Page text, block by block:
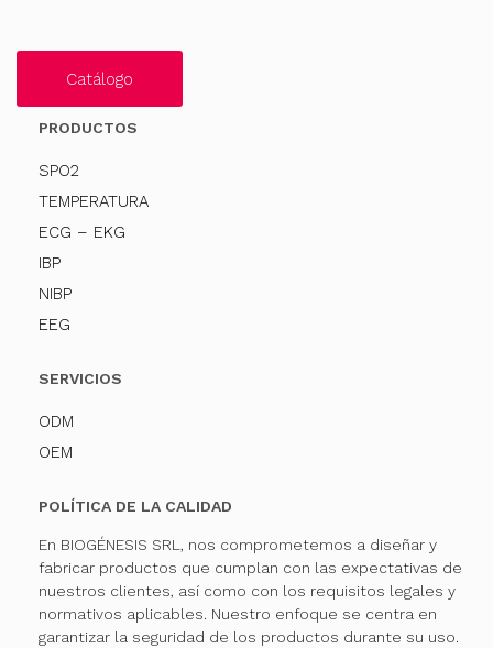
Catálogo
PRODUCTOS
SPO2
TEMPERATURA
ECG – EKG
IBP
NIBP
EEG
SERVICIOS
ODM
OEM
POLÍTICA DE LA CALIDAD
En BIOGÉNESIS SRL, nos comprometemos a diseñar y
fabricar productos que cumplan con las expectativas de
nuestros clientes, así como con los requisitos legales y
normativos aplicables. Nuestro enfoque se centra en
garantizar la seguridad de los productos durante su uso.